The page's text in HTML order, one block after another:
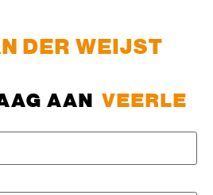
DER WEIJST
AAN VEERLE